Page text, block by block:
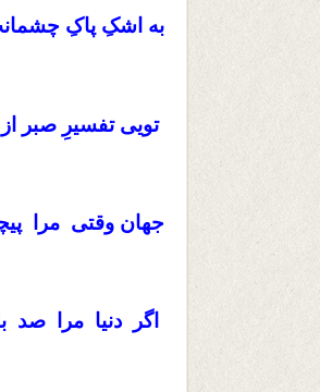
به اشکِ پاکِ
تویی تفسیرِ صبر
جهان وقتی مرا
اگر دنیا مرا صد